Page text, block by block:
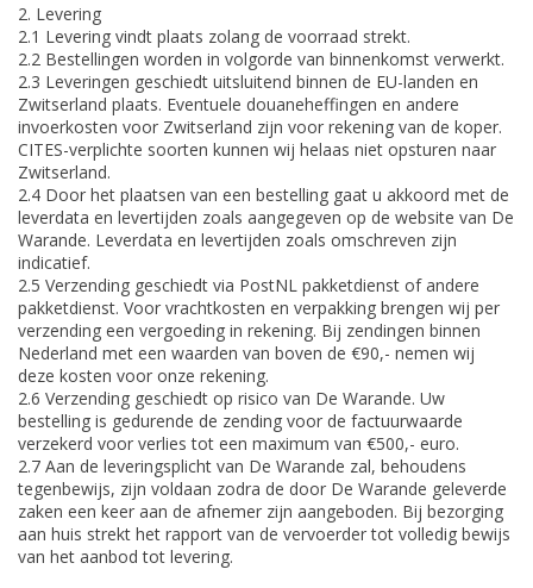
2. Levering
2.1 Levering vindt plaats zolang de voorraad strekt.
2.2 Bestellingen worden in volgorde van binnenkomst verwerkt.
2.3 Leveringen geschiedt uitsluitend binnen de EU-landen en
Zwitserland plaats. Eventuele douaneheffingen en andere
invoerkosten voor Zwitserland zijn voor rekening van de koper.
CITES-verplichte soorten kunnen wij helaas niet opsturen naar
Zwitserland.
2.4 Door het plaatsen van een bestelling gaat u akkoord met de
leverdata en levertijden zoals aangegeven op de website van De
Warande. Leverdata en levertijden zoals omschreven zijn
indicatief.
2.5 Verzending geschiedt via PostNL pakketdienst of andere
pakketdienst. Voor vrachtkosten en verpakking brengen wij per
verzending een vergoeding in rekening. Bij zendingen binnen
Nederland met een waarden van boven de €90,- nemen wij
deze kosten voor onze rekening.
2.6 Verzending geschiedt op risico van De Warande. Uw
bestelling is gedurende de zending voor de factuurwaarde
verzekerd voor verlies tot een maximum van €500,- euro.
2.7 Aan de leveringsplicht van De Warande zal, behoudens
tegenbewijs, zijn voldaan zodra de door De Warande geleverde
zaken een keer aan de afnemer zijn aangeboden. Bij bezorging
aan huis strekt het rapport van de vervoerder tot volledig bewijs
van het aanbod tot levering.